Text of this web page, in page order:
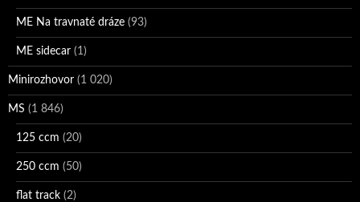
ME Na travnaté dráze (93)
ME sidecar (1)
Minirozhovor (1 020)
MS (1 846)
125 ccm (20)
250 ccm (50)
flat track (2)